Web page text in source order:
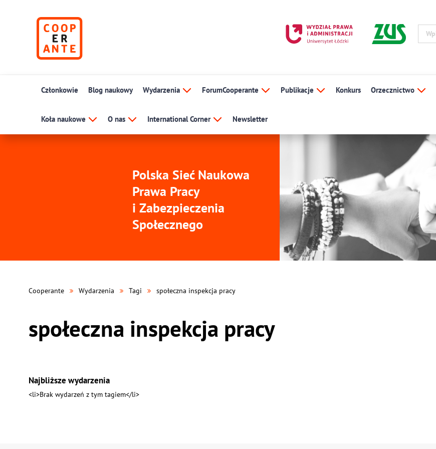
Członkowie Blog naukowy Wydarzenia ForumCooperante Publikacje Konkurs Orzecznictwo
Koła naukowe O nas International Corner Newsletter
Polska Sieć Naukowa
Prawa Pracy
i Zabezpieczenia
Społecznego
Cooperante Wydarzenia Tagi społeczna inspekcja pracy
społeczna inspekcja pracy
Najbliższe wydarzenia
<li>Brak wydarzeń z tym tagiem</li>